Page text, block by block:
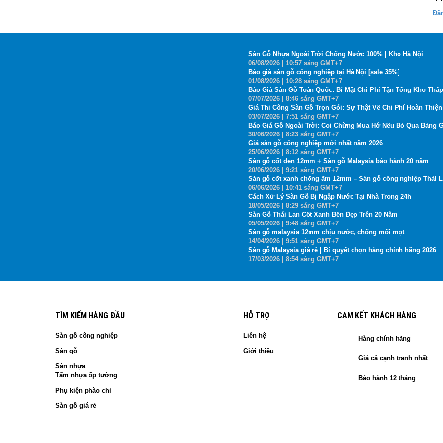
Sàn Gỗ Nhựa Ngoài Trời Chống Nước 100% | Kho Hà Nội
06/08/2026 | 10:57 sáng GMT+7
Báo giá sàn gỗ công nghiệp tại Hà Nội [sale 35%]
01/08/2026 | 10:28 sáng GMT+7
Báo Giá Sàn Gỗ Toàn Quốc: Bí Mật Chi Phí Tận Tổng Kho
07/07/2026 | 8:46 sáng GMT+7
Giá Thi Công Sàn Gỗ Trọn Gói: Sự Thật Về Chi Phí Hoàn
03/07/2026 | 7:51 sáng GMT+7
Báo Giá Gỗ Ngoài Trời: Coi Chừng Mua Hớ Nếu Bỏ Qua Bảng
30/06/2026 | 8:23 sáng GMT+7
Giá sàn gỗ công nghiệp mới nhất năm 2026
25/06/2026 | 8:12 sáng GMT+7
Sàn gỗ cốt đen 12mm + Sàn gỗ Malaysia bảo hành 20 năm
20/06/2026 | 9:21 sáng GMT+7
Sàn gỗ cốt xanh chống ẩm 12mm – Sàn gỗ công nghiệp Thái
06/06/2026 | 10:41 sáng GMT+7
Cách Xử Lý Sàn Gỗ Bị Ngập Nước Tại Nhà Trong 24h
18/05/2026 | 8:29 sáng GMT+7
Sàn Gỗ Thái Lan Cốt Xanh Bền Đẹp Trên 20 Năm
05/05/2026 | 9:48 sáng GMT+7
Sàn gỗ malaysia 12mm chịu nước, chống mối mọt
14/04/2026 | 9:51 sáng GMT+7
Sàn gỗ Malaysia giá rẻ | Bí quyết chọn hàng chính hãng 2026
17/03/2026 | 8:54 sáng GMT+7
TÌM KIẾM HÀNG ĐẦU
Sàn gỗ công nghiệp
Sàn gỗ
Sàn nhựa
Tấm nhựa ốp tường
Phụ kiện phào chỉ
Sàn gỗ giá rẻ
HỖ TRỢ
Liên hệ
Giới thiệu
CAM KẾT KHÁCH HÀNG
Hàng chính hãng
Giá cả cạnh tranh nhất
Bảo hành 12 tháng